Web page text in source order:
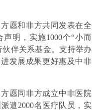
愿和非方共同发表在全
明，实施1000个“小而
伴关系基金。支持举办
发展成果更好惠及中非
愿同非方成立中非医院
遣2000名医疗队员，实